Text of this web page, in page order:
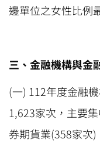
邊單位之女性比例
三、金融機構與金
(一) 112年度金融
1,623家次，主要
券期貨業(358家次